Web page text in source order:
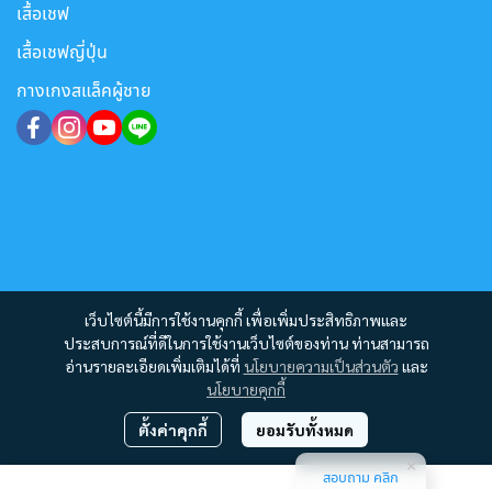
เว็บไซต์นี้มีการใช้งานคุกกี้ เพื่อเพิ่มประสิทธิภาพและ
ประสบการณ์ที่ดีในการใช้งานเว็บไซต์ของท่าน ท่านสามารถ
อ่านรายละเอียดเพิ่มเติมได้ที่ นโยบายความเป็นส่วนตัว และ
นโยบายคุกกี้
ตั้งค่าคุกกี้ ยอมรับทั้งหมด
เสื้อเชฟ
เสื้อเชฟญี่ปุ่น
กางเกงสแล็คผู้ชาย
Copyright 2012 - 2023 | All Rights Reserved | Powered by MWE
สอบถาม คลิก